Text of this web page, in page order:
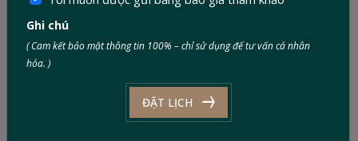
Ghi chú
( Cam kết bảo mật thông tin 100% – chỉ sử dụng để tư vấn cá nhân
hóa. )
ĐẶT LỊCH